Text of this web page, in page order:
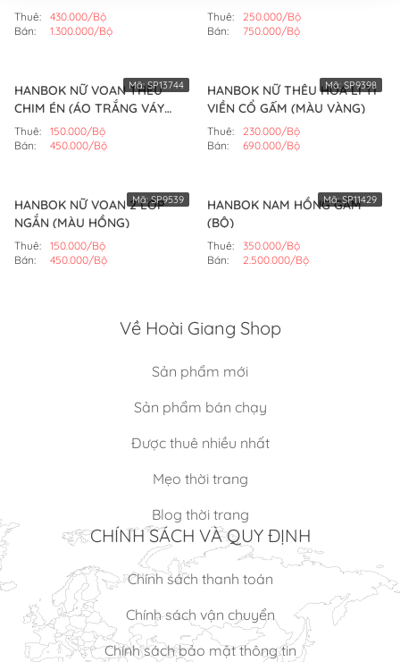
(MÀU ĐỎ)
Thuê:
430.000/Bộ
Bán:
1.300.000/Bộ
Thuê:
250.000/Bộ
Bán:
750.000/Bộ
HANBOK NỮ VOAN THÊU
CHIM ÉN (ÁO TRẮNG VÁY
HỒNG NHẠT)
Thuê:
150.000/Bộ
Bán:
450.000/Bộ
Mã:SP13744
HANBOK NỮ THÊU HOA LI TI
VIỀN CỔ GẤM (MÀU VÀNG)
Thuê:
230.000/Bộ
Bán:
690.000/Bộ
Mã:SP9398
HANBOK NỮ VOAN 2 LỚP
NGẮN (MÀU HỒNG)
Thuê:
150.000/Bộ
Bán:
450.000/Bộ
Mã:SP9539
HANBOK NAM HỒNG GẤM
(BỘ)
Thuê:
350.000/Bộ
Bán:
2.500.000/Bộ
Mã:SP11429
Về Hoài Giang Shop
Sản phẩm mới
Sản phẩm bán chạy
Được thuê nhiều nhất
Mẹo thời trang
Blog thời trang
CHÍNH SÁCH VÀ QUY ĐỊNH
Chính sách thanh toán
Chính sách vận chuyển
Chính sách bảo mật thông tin